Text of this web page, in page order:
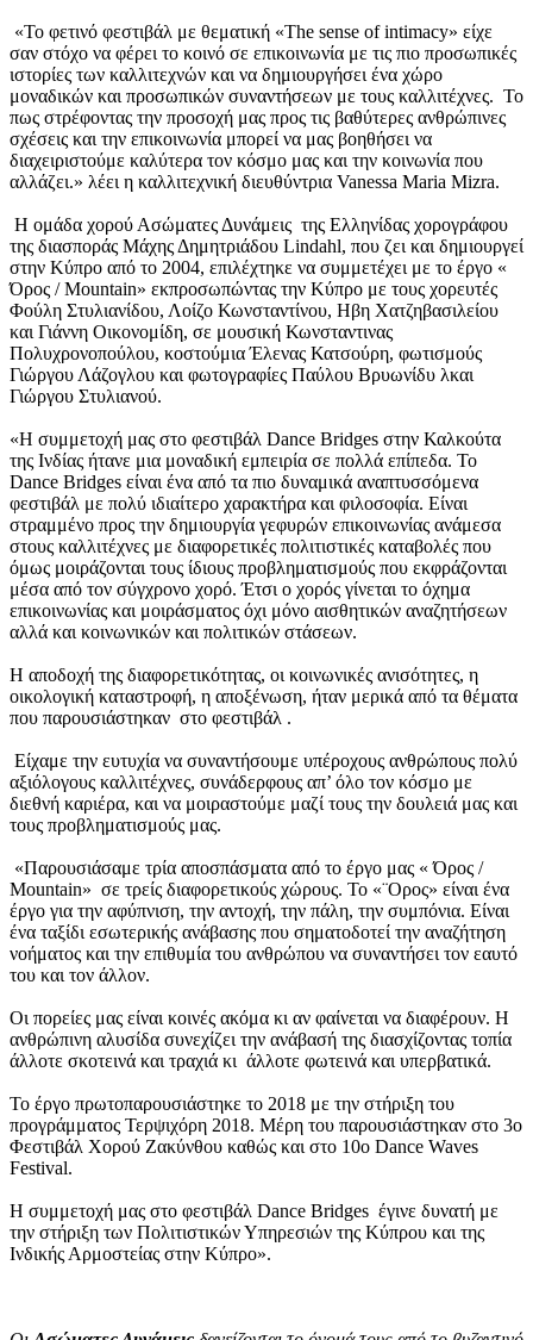
«Το φετινό φεστιβάλ με θεματική «The sense of intimacy» είχε
σαν στόχο να φέρει το κοινό σε επικοινωνία με τις πιο προσωπικές
ιστορίες των καλλιτεχνών και να δημιουργήσει ένα χώρο
μοναδικών και προσωπικών συναντήσεων με τους καλλιτέχνες. Το
πως στρέφοντας την προσοχή μας προς τις βαθύτερες ανθρώπινες
σχέσεις και την επικοινωνία μπορεί να μας βοηθήσει να
διαχειριστούμε καλύτερα τον κόσμο μας και την κοινωνία που
αλλάζει.» λέει η καλλιτεχνική διευθύντρια Vanessa Μaria Mizra.
Η ομάδα χορού Ασώματες Δυνάμεις της Ελληνίδας χορογράφου
της διασποράς Μάχης Δημητριάδου Lindahl, που ζει και δημιουργεί
στην Κύπρο από το 2004, επιλέχτηκε να συμμετέχει με το έργο «
Όρος / Mountain» εκπροσωπώντας την Κύπρο με τους χορευτές
Φούλη Στυλιανίδου, Λοίζο Κωνσταντίνου, Ηβη Χατζηβασιλείου
και Γιάννη Οικονομίδη, σε μουσική Κωνσταντινας
Πολυχρονοπούλου, κοστούμια Έλενας Κατσούρη, φωτισμούς
Γιώργου Λάζογλου και φωτογραφίες Παύλου Βρυωνίδυ λκαι
Γιώργου Στυλιανού.
«Η συμμετοχή μας στο φεστιβάλ Dance Bridges στην Καλκούτα
της Ινδίας ήτανε μια μοναδική εμπειρία σε πολλά επίπεδα. Το
Dance Bridges είναι ένα από τα πιο δυναμικά αναπτυσσόμενα
φεστιβάλ με πολύ ιδιαίτερο χαρακτήρα και φιλοσοφία. Είναι
στραμμένο προς την δημιουργία γεφυρών επικοινωνίας ανάμεσα
στους καλλιτέχνες με διαφορετικές πολιτιστικές καταβολές που
όμως μοιράζονται τους ίδιους προβληματισμούς που εκφράζονται
μέσα από τον σύγχρονο χορό. Έτσι ο χορός γίνεται το όχημα
επικοινωνίας και μοιράσματος όχι μόνο αισθητικών αναζητήσεων
αλλά και κοινωνικών και πολιτικών στάσεων.
Η αποδοχή της διαφορετικότητας, οι κοινωνικές ανισότητες, η
οικολογική καταστροφή, η αποξένωση, ήταν μερικά από τα θέματα
που παρουσιάστηκαν στο φεστιβάλ .
Είχαμε την ευτυχία να συναντήσουμε υπέροχους ανθρώπους πολύ
αξιόλογους καλλιτέχνες, συνάδερφους απ’ όλο τον κόσμο με
διεθνή καριέρα, και να μοιραστούμε μαζί τους την δουλειά μας και
τους προβληματισμούς μας.
«Παρουσιάσαμε τρία αποσπάσματα από το έργο μας « Όρος /
Mountain» σε τρείς διαφορετικούς χώρους. Το «¨Ορος» είναι ένα
έργο για την αφύπνιση, την αντοχή, την πάλη, την συμπόνια. Είναι
ένα ταξίδι εσωτερικής ανάβασης που σηματοδοτεί την αναζήτηση
νοήματος και την επιθυμία του ανθρώπου να συναντήσει τον εαυτό
του και τον άλλον.
Οι πορείες μας είναι κοινές ακόμα κι αν φαίνεται να διαφέρουν. Η
ανθρώπινη αλυσίδα συνεχίζει την ανάβασή της διασχίζοντας τοπία
άλλοτε σκοτεινά και τραχιά κι άλλοτε φωτεινά και υπερβατικά.
Το έργο πρωτοπαρουσιάστηκε το 2018 με την στήριξη του
προγράμματος Τερψιχόρη 2018. Μέρη του παρουσιάστηκαν στο 3ο
Φεστιβάλ Χορού Ζακύνθου καθώς και στο 10o Dance Waves
Festival.
Η συμμετοχή μας στο φεστιβάλ Dance Bridges έγινε δυνατή με
την στήριξη των Πολιτιστικών Υπηρεσιών της Κύπρου και της
Ινδικής Αρμοστείας στην Κύπρο».